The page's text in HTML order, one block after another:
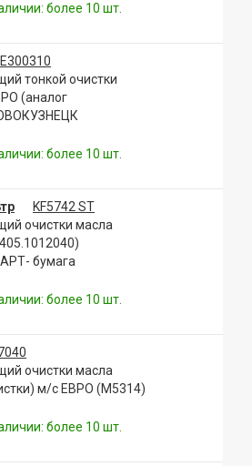
более 10 шт.
тонкой очистки
(аналог
более 10 шт.
KF5742 ST
очистки масла
бумага
более 10 шт.
очистки масла
м/с ЕВРО (М5314)
более 10 шт.